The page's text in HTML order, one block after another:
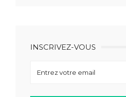
INSCRIVEZ-VOUS